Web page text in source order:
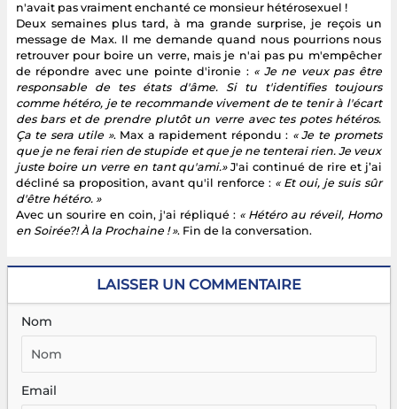
n'avait pas vraiment enchanté ce monsieur hétérosexuel !
Deux semaines plus tard, à ma grande surprise, je reçois un
message de Max. Il me demande quand nous pourrions nous
retrouver pour boire un verre, mais je n'ai pas pu m'empêcher
de répondre avec une pointe d'ironie : « Je ne veux pas être
responsable de tes états d'âme. Si tu t'identifies toujours
comme hétéro, je te recommande vivement de te tenir à l'écart
des bars et de prendre plutôt un verre avec tes potes hétéros.
Ça te sera utile ». Max a rapidement répondu : « Je te promets
que je ne ferai rien de stupide et que je ne tenterai rien. Je veux
juste boire un verre en tant qu'ami.»J'ai continué de rire et j’ai
décliné sa proposition, avant qu'il renforce : « Et oui, je suis sûr
d'être hétéro. »
Avec un sourire en coin, j'ai répliqué : « Hétéro au réveil, Homo
en Soirée?! À la Prochaine ! ». Fin de la conversation.
LAISSER UN COMMENTAIRE
Nom
Email